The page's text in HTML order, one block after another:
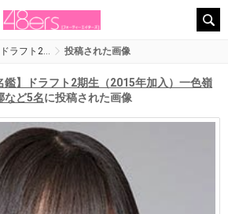
ドラフト2… 投稿された画像
鑑】ドラフト2期生（2015年加入）一色嶺
など5名に投稿された画像